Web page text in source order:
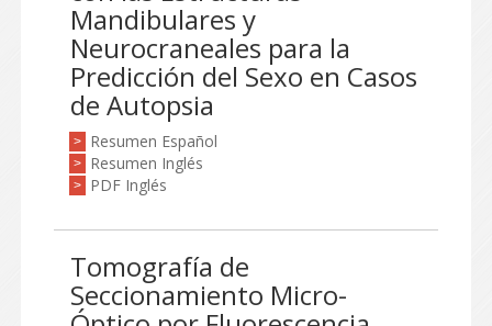
Mandibulares y
Neurocraneales para la
Predicción del Sexo en Casos
de Autopsia
> Resumen Español
> Resumen Inglés
> PDF Inglés
Tomografía de
Seccionamiento Micro-